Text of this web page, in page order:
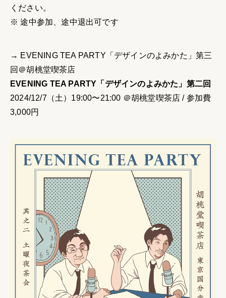
ください。
※ 途中参加、途中退出可です
→ EVENING TEA PARTY「デザインのよみかた」第三
回＠胡桃堂喫茶店
EVENING TEA PARTY「デザインのよみかた」第二回
2024/12/7（土）19:00〜21:00 ＠胡桃堂喫茶店 / 参加費
3,000円